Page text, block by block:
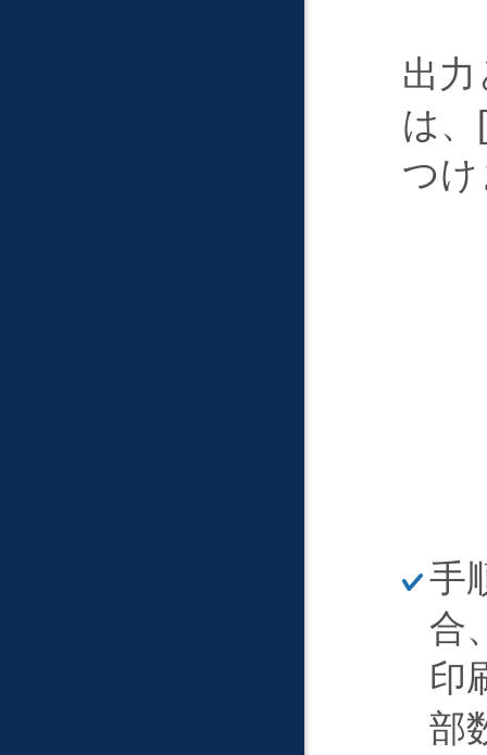
出
は、
つ
ほ
そ
く
手
合
印
部